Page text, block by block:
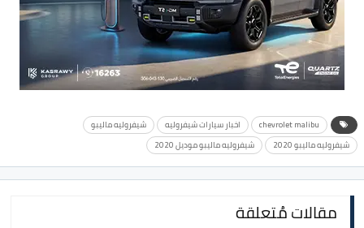
chevrolet malibu اخبار سيارات شيفروليه
شيفروليه ماليبو
شيفروليه ماليبو 2020
شيفروليه ماليبو موديل 2020
مقالات مُتعلقة